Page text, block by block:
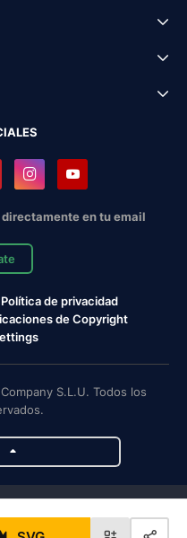
en tu email
Política de privacidad
de Copyright
S.L.U. Todos los